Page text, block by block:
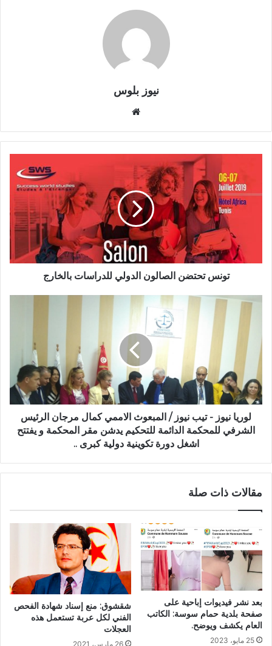
نيوز بلوس
تونس تحتضن الصالون الدولي للدراسات بالخارج
لوريا نيوز - تيب نيوز / المبعوث الاممي كمال مرجان الرئيس
الشرفي للمحكمة الدائمة للتحكيم يدشن مقر المحكمة و يفتتح
اشغل دورة تكوينية دولية كبرى ..
مقالات ذات صلة
بعد نشر فيديوات إباحية على
صفحة بلدية حمام سوسة: الكاتب
العام يكشف ويوضح.
25 مايو، 2023
شقشوق: منع إسناد شهادة الفحص
الفني لكل عربة تستعمل هذه
العجلات
26 مارس، 2021